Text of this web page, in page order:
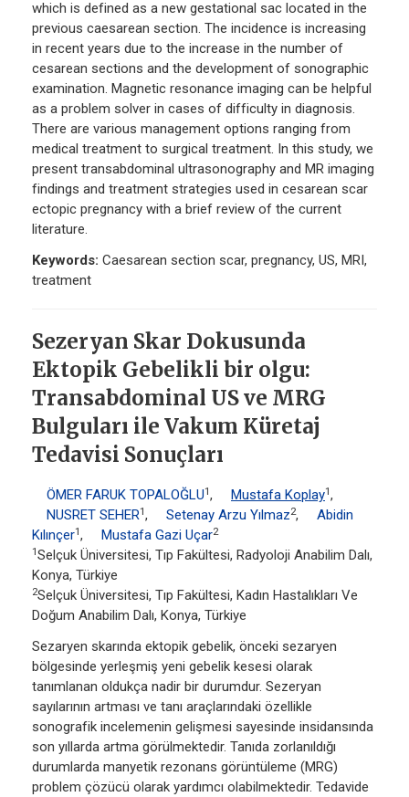
which is defined as a new gestational sac located in the
previous caesarean section. The incidence is increasing
in recent years due to the increase in the number of
cesarean sections and the development of sonographic
examination. Magnetic resonance imaging can be helpful
as a problem solver in cases of difficulty in diagnosis.
There are various management options ranging from
medical treatment to surgical treatment. In this study, we
present transabdominal ultrasonography and MR imaging
findings and treatment strategies used in cesarean scar
ectopic pregnancy with a brief review of the current
literature.
Keywords: Caesarean section scar, pregnancy, US, MRI,
treatment
Sezeryan Skar Dokusunda
Ektopik Gebelikli bir olgu:
Transabdominal US ve MRG
Bulguları ile Vakum Küretaj
Tedavisi Sonuçları
ÖMER FARUK TOPALOĞLU1, Mustafa Koplay1,
NUSRET SEHER1, Setenay Arzu Yılmaz2,
Abidin
Kılınçer1, Mustafa Gazi Uçar2
1Selçuk Üniversitesi, Tıp Fakültesi, Radyoloji Anabilim Dalı,
Konya, Türkiye
2Selçuk Üniversitesi, Tıp Fakültesi, Kadın Hastalıkları Ve
Doğum Anabilim Dalı, Konya, Türkiye
Sezaryen skarında ektopik gebelik, önceki sezaryen
bölgesinde yerleşmiş yeni gebelik kesesi olarak
tanımlanan oldukça nadir bir durumdur. Sezeryan
sayılarının artması ve tanı araçlarındaki özellikle
sonografik incelemenin gelişmesi sayesinde insidansında
son yıllarda artma görülmektedir. Tanıda zorlanıldığı
durumlarda manyetik rezonans görüntüleme (MRG)
problem çözücü olarak yardımcı olabilmektedir. Tedavide